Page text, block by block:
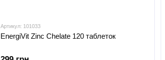
Артикул: 101033
EnergiVit Zinc Chelate 120 таблеток